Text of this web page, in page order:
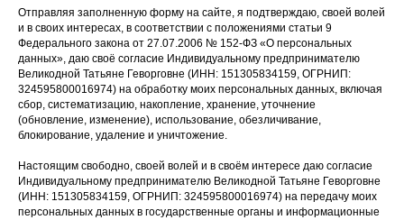
Отправляя заполненную форму на сайте, я подтверждаю, своей волей
и в своих интересах, в соответствии с положениями статьи 9
Федерального закона от 27.07.2006 № 152-ФЗ «О персональных
данных», даю своё согласие Индивидуальному предпринимателю
Великодной Татьяне Геворговне (ИНН: 151305834159, ОГРНИП:
324595800016974) на обработку моих персональных данных, включая
сбор, систематизацию, накопление, хранение, уточнение
(обновление, изменение), использование, обезличивание,
блокирование, удаление и уничтожение.
Настоящим свободно, своей волей и в своём интересе даю согласие
Индивидуальному предпринимателю Великодной Татьяне Геворговне
(ИНН: 151305834159, ОГРНИП: 324595800016974) на передачу моих
персональных данных в государственные органы и информационные